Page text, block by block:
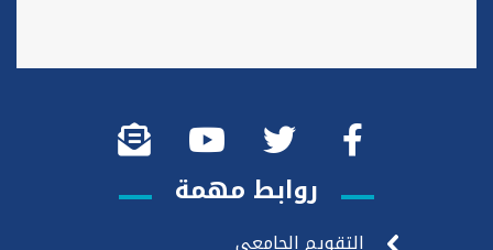
روابط مهمة
التقويم الجامعي